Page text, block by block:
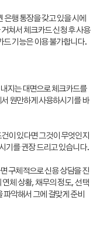
행 통장을 갖고 있을 시에
쳐서 체크카드 신청 후 사용
드 기능은 이용 불가합니다.
지는 대면으로 체크카드를
원만하게 사용하시기를 바
이 있다면 그것이 무엇인지
기를 권장 드리고 있습니다.
구체적으로 신용 상담을 진
체 상황, 채무의 정도, 선택
악해서 그에 걸맞게 준비